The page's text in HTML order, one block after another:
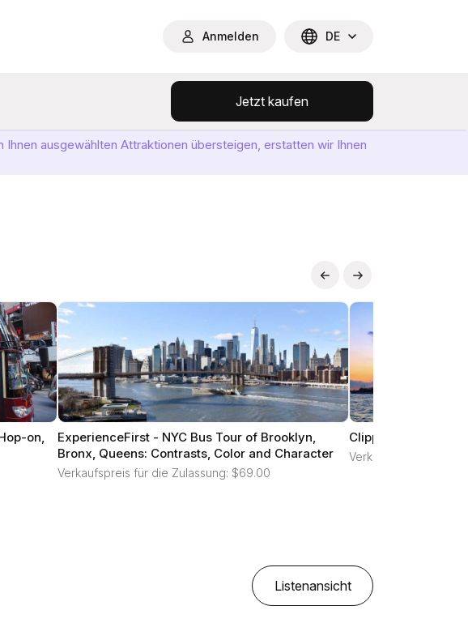
Anmelden DE
Jetzt kaufen
ausgewählten Attraktionen übersteigen, erstatten wir Ihnen
on,
ExperienceFirst - NYC Bus Tour of Brooklyn,
Bronx, Queens: Contrasts, Color and Character
Verkaufspreis für die Zulassung: $69.00
Clipper City - City
Verkaufspreis für die
Listenansicht